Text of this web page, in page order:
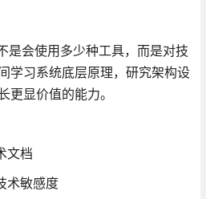
是会使用多少种工具，而是对技
学习系统底层原理，研究架构设
更显价值的能力。
文档
术敏感度